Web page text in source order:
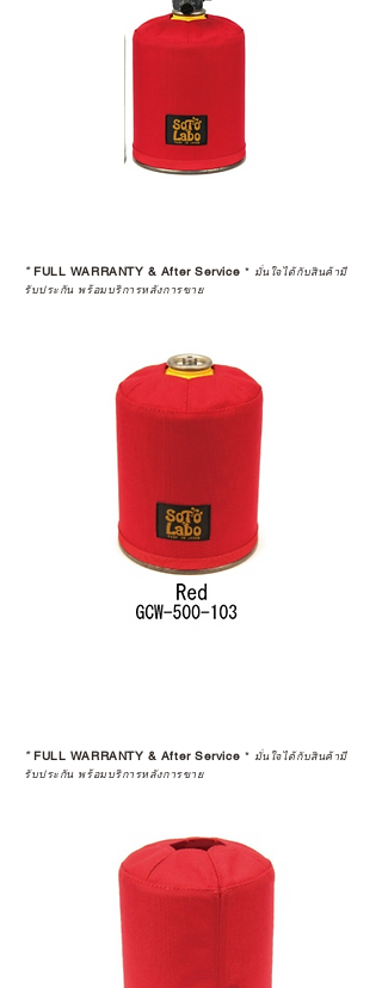
*FULL WARRANTY & After Service * มั่นใจได้กับสินค้ามี
รับประกัน พร้อมบริการหลังการขาย
*FULL WARRANTY & After Service * มั่นใจได้กับสินค้ามี
รับประกัน พร้อมบริการหลังการขาย